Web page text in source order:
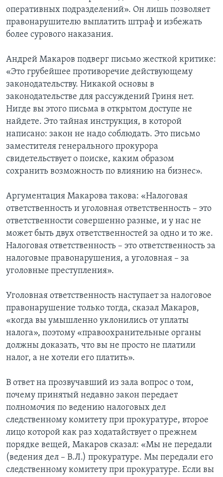
оперативных подразделений». Он лишь позволяет
правонарушителю выплатить штраф и избежать
более сурового наказания.
Андрей Макаров подверг письмо жесткой критике:
«Это грубейшее противоречие действующему
законодательству. Никакой основы в
законодательстве для рассуждений Гриня нет.
Нигде вы этого письма в открытом доступе не
найдете. Это тайная инструкция, в которой
написано: закон не надо соблюдать. Это письмо
заместителя генерального прокурора
свидетельствует о поиске, каким образом
сохранить возможность по влиянию на бизнес».
Аргументация Макарова такова: «Налоговая
ответственность и уголовная ответственность – это
ответственности совершенно разные, и у нас не
может быть двух ответственностей за одно и то же.
Налоговая ответственность – это ответственность за
налоговые правонарушения, а уголовная – за
уголовные преступления».
Уголовная ответственность наступает за налоговое
правонарушение только тогда, сказал Макаров,
«когда вы умышленно уклонились от уплаты
налога», поэтому «правоохранительные органы
должны доказать, что вы не просто не платили
налог, а не хотели его платить».
В ответ на прозвучавший из зала вопрос о том,
почему принятый недавно закон передает
полномочия по ведению налоговых дел
следственному комитету при прокуратуре, второе
лицо которой как раз ходатайствует о прежнем
порядке вещей, Макаров сказал: «Мы не передали
(ведения дел – В.Л.) прокуратуре. Мы передали его
следственному комитету при прокуратуре. Если вы